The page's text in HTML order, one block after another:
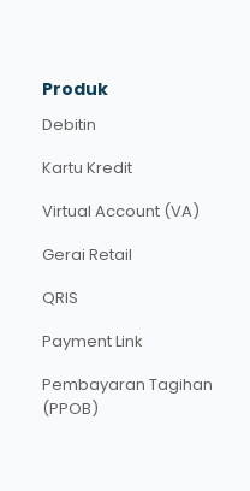
Produk
Debitin
Kartu Kredit
Virtual Account (VA)
Gerai Retail
QRIS
Payment Link
Pembayaran Tagihan
(PPOB)